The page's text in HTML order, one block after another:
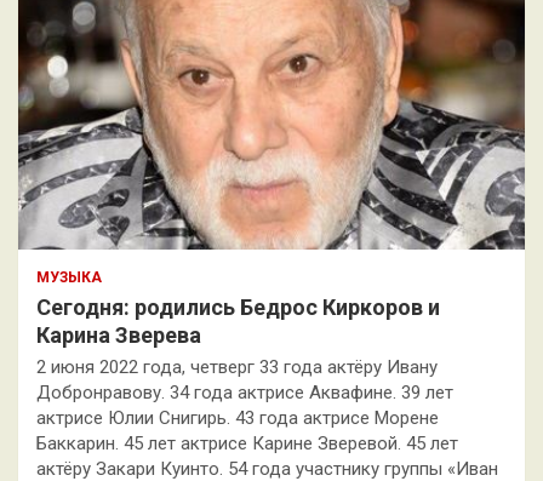
МУЗЫКА
Сегодня: родились Бедрос Киркоров и
Карина Зверева
2 июня 2022 года, четверг 33 года актёру Ивану
Добронравову. 34 года актрисе Аквафине. 39 лет
актрисе Юлии Снигирь. 43 года актрисе Морене
Баккарин. 45 лет актрисе Карине Зверевой. 45 лет
актёру Закари Куинто. 54 года участнику группы «Иван